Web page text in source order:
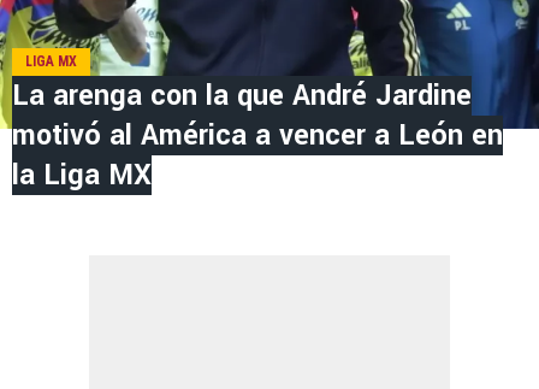
LIGA MX
La arenga con la que André Jardine
motivó al América a vencer a León en
la Liga MX